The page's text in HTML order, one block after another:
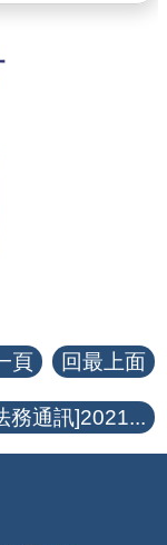
頁 回最上面
務通訊]2021...